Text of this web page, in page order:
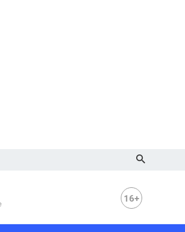
16+